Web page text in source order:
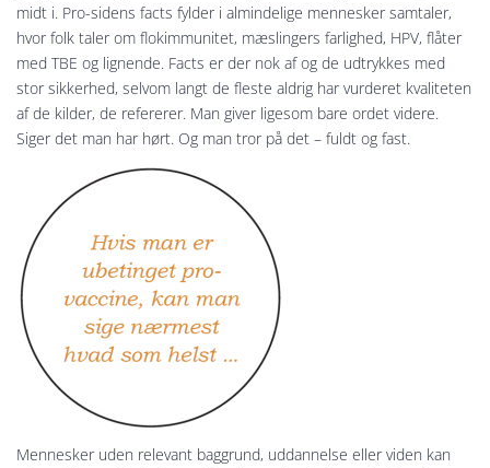
midt i. Pro-sidens facts fylder i almindelige mennesker samtaler,
hvor folk taler om flokimmunitet, mæslingers farlighed, HPV, flåter
med TBE og lignende. Facts er der nok af og de udtrykkes med
stor sikkerhed, selvom langt de fleste aldrig har vurderet kvaliteten
af de kilder, de refererer. Man giver ligesom bare ordet videre.
Siger det man har hørt. Og man tror på det – fuldt og fast.
Mennesker uden relevant baggrund, uddannelse eller viden kan